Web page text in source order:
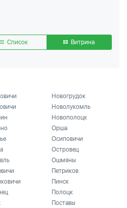
Список Витрина
Новогрудок
Новолукомль
Новополоцк
Орша
Осиповичи
Островец
Ошмяны
Петриков
Пинск
Полоцк
Поставы